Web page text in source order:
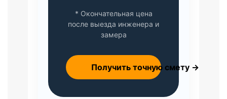
* Окончательная цена
после выезда инженера и
замера
Получить точную смету →